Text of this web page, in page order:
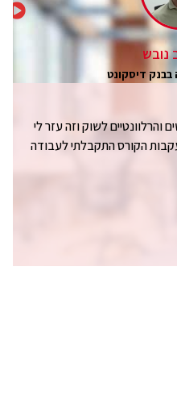
נובש
בבנק דיסקונט
והרלוונטיים לשוק וזה עזר לי
הקורס התקבלתי לעבודה